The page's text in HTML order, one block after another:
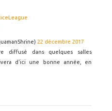
22 décembre 2017
diffusé dans quelques salles
d'ici une bonne année, en